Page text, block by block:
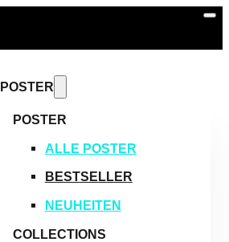
POSTER
POSTER
ALLE POSTER
BESTSELLER
NEUHEITEN
COLLECTIONS